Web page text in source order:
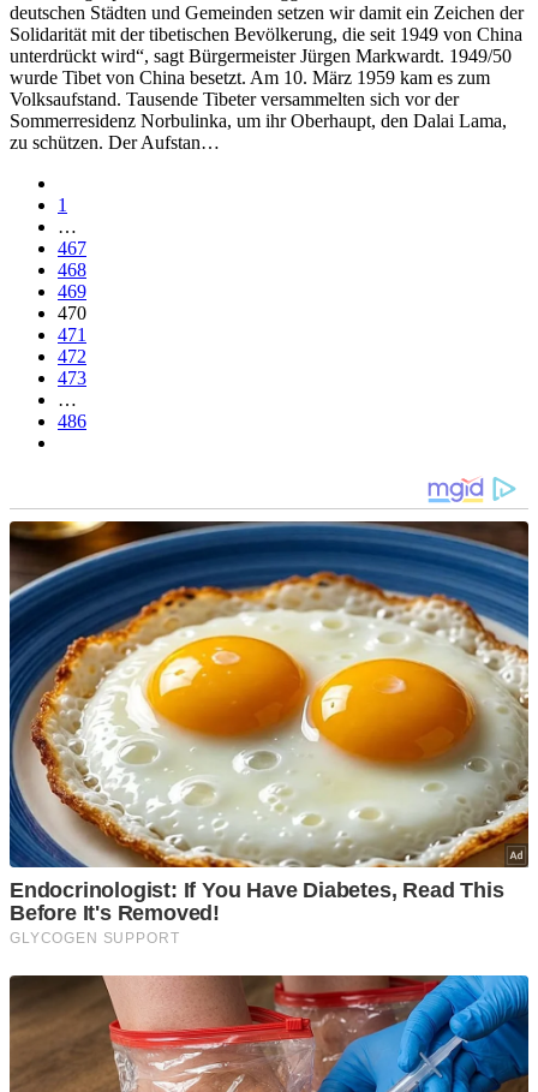
deutschen Städten und Gemeinden setzen wir damit ein Zeichen der
Solidarität mit der tibetischen Bevölkerung, die seit 1949 von China
unterdrückt wird“, sagt Bürgermeister Jürgen Markwardt. 1949/50
wurde Tibet von China besetzt. Am 10. März 1959 kam es zum
Volksaufstand. Tausende Tibeter versammelten sich vor der
Sommerresidenz Norbulinka, um ihr Oberhaupt, den Dalai Lama,
zu schützen. Der Aufstan…
1
…
467
468
469
470
471
472
473
…
486